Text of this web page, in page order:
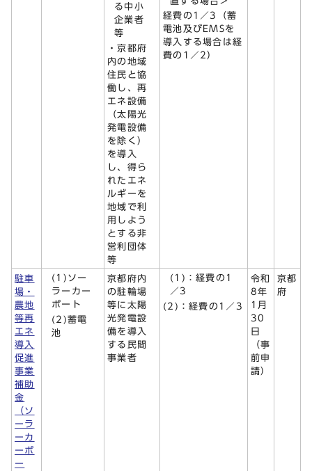
る中小
企業者
等
・京都府
内の地域
住民と協
働し、再
エネ設備
（太陽光
発電設備
を除く）
を導入
し、得ら
れたエネ
ルギーを
地域で利
用しよう
とする非
営利団体
等
経費の1／3（蓄
電池及びEMSを
導入する場合は経
費の1／2）
駐車
場・
農地
等再
エネ
導入
促進
事業
補助
金
（ソ
ーラ
ーカ
ーポ
ー
(1)ソー
ラーカー
ポート
(2)蓄電
池
京都府内
の駐輪場
等に太陽
光発電設
備を導入
する民間
事業者
(1)：経費の1
／3
(2)：経費の1／3
令和
8年
1月
30
日
（事
前申
請）
京都
府